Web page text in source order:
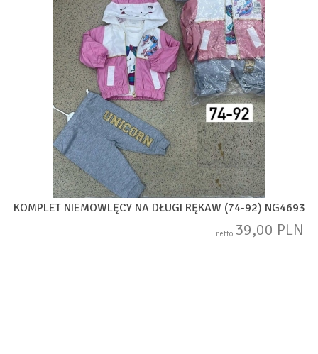
KOMPLET NIEMOWLĘCY NA DŁUGI RĘKAW (74-92) NG4693
netto 39,00 PLN